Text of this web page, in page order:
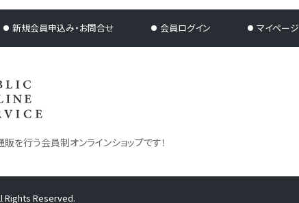
新規会員申込み・お問合せ 会員ログイン マイページ
を行う会員制オンラインショップです！
Rights Reserved.